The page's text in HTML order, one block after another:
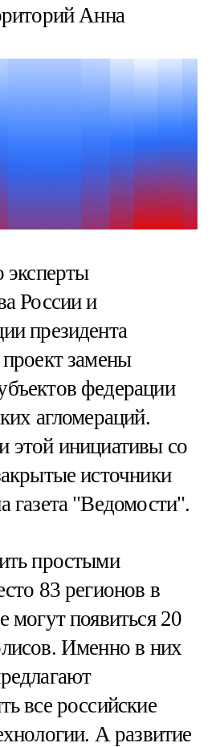
Анна
эксперты
России и
президента
замены
федерации
агломераций.
этой инициативы со
источники
газета "Ведомости".
простыми
83 регионов в
могут появиться 20
Именно в них
все российские
А развитие